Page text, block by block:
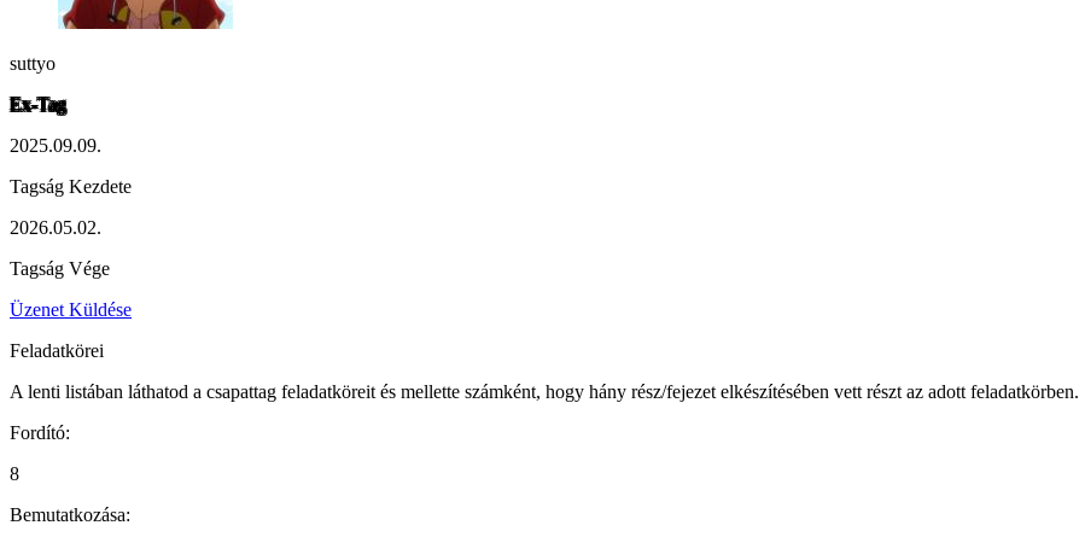
suttyo
Ex-Tag
2025.09.09.
Tagság Kezdete
2026.05.02.
Tagság Vége
Üzenet Küldése
Feladatkörei
A lenti listában láthatod a csapattag feladatköreit és mellette számként, hogy hány rész/fejezet elkészítésében vett részt az adott feladatkörben.
Fordító:
8
Bemutatkozása: